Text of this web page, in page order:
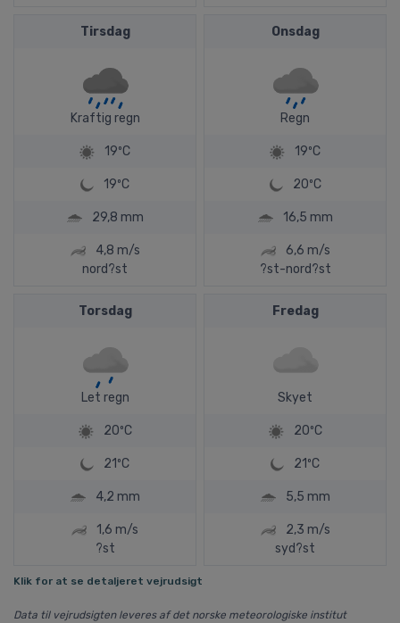
Tirsdag
Kraftig regn
19ºC
19ºC
29,8 mm
4,8 m/s
nord?st
Onsdag
Regn
19ºC
20ºC
16,5 mm
6,6 m/s
?st-nord?st
Torsdag
Let regn
20ºC
21ºC
4,2 mm
1,6 m/s
?st
Fredag
Skyet
20ºC
21ºC
5,5 mm
2,3 m/s
syd?st
Klik for at se detaljeret vejrudsigt
Data til vejrudsigten leveres af det norske meteorologiske institut